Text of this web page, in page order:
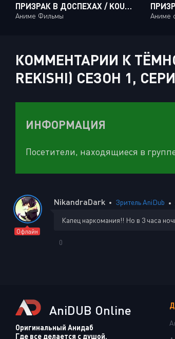
ПРИЗРАК В ДОСПЕХАХ / KOUKAKU KIDOUTAI [MOVIE]
Аниме Фильмы Аниме
КОММЕНТАРИИ К
REKISHI) СЕЗОН 1,
ИНФОРМАЦИЯ
Посетители, находящиеся в
Офлайн
NikandraDark Зритель AniDub
Капец наркомания!! Но в 3 часа
0
AniDUB Online
Оригинальный Анидаб
Где все делается с душой.